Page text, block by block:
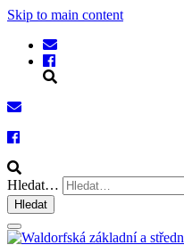
Skip to main content
Hledat…
Hledat